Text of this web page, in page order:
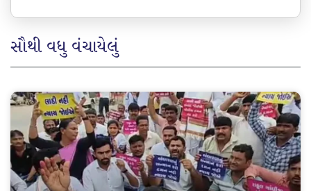
સૌથી વધુ વંચાયેલું